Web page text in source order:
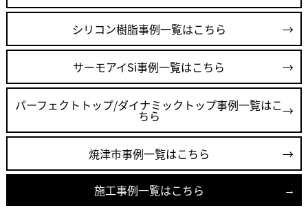
シリコン樹脂事例一覧はこちら
サーモアイSi事例一覧はこちら
パーフェクトトップ/ダイナミックトップ事例一覧はこ
ちら
焼津市事例一覧はこちら
施工事例一覧はこちら